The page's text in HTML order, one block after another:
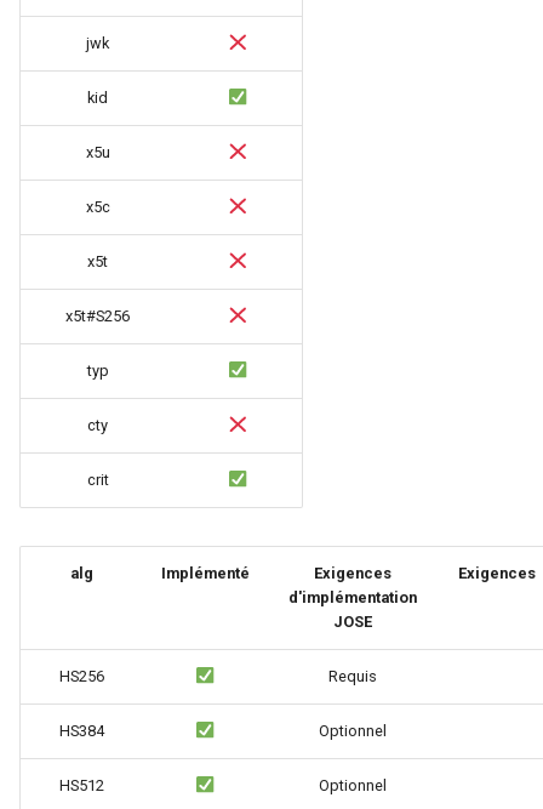
jpeg
js-challenge
json-var
keyval
length-hiding
limit-traffic-rate
live-common
log-sqlite
log-var-set
jwk
kid
x5u
x5c
x5t
x5t#S256
typ
cty
crit
alg Implémenté
Exigences
d'implémentation
JOSE
Exigences
HS256 Requis
HS384 Optionnel
HS512 Optionnel